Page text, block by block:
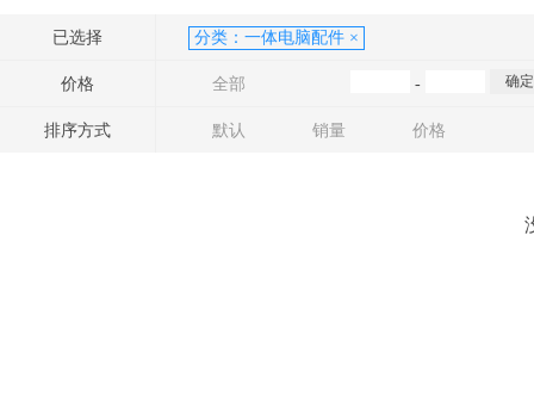
已选择 分类： 一体电脑配件 ×
价格 全部 -
排序方式 默认 销量 价格